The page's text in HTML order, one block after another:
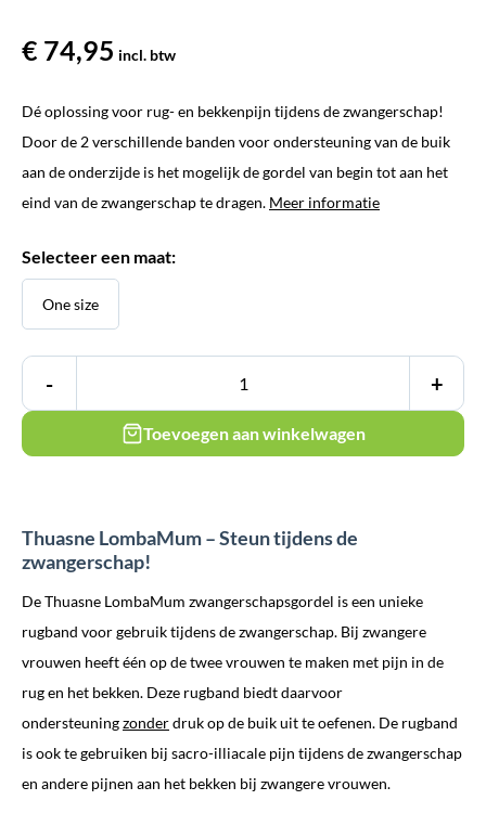
€ 74,95 incl. btw
Dé oplossing voor rug- en bekkenpijn tijdens de zwangerschap!
Door de 2 verschillende banden voor ondersteuning van de buik
aan de onderzijde is het mogelijk de gordel van begin tot aan het
eind van de zwangerschap te dragen. Meer informatie
Selecteer een maat:
One size
- +
Toevoegen aan winkelwagen
Thuasne LombaMum – Steun tijdens de
zwangerschap!
De Thuasne LombaMum zwangerschapsgordel is een unieke
rugband voor gebruik tijdens de zwangerschap. Bij zwangere
vrouwen heeft één op de twee vrouwen te maken met pijn in de
rug en het bekken. Deze rugband biedt daarvoor
ondersteuningzonderdruk op de buik uit te oefenen. De rugband
is ook te gebruiken bij sacro-illiacale pijn tijdens de zwangerschap
en andere pijnen aan het bekken bij zwangere vrouwen.